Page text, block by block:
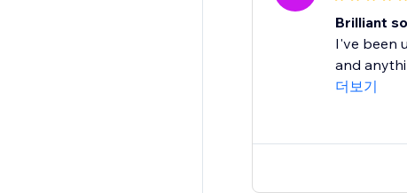
Brilliant
I've been
and
더보기